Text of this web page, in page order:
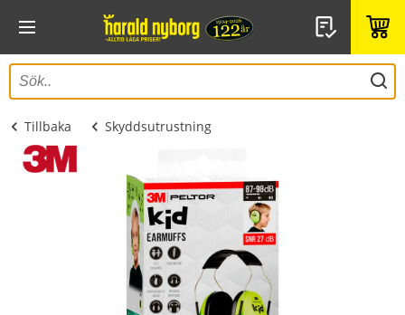
Tillbaka Skyddsutrustning